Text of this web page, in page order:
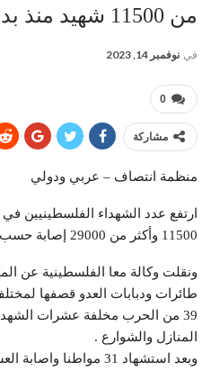
من 11500 شهيد منذ بدء الحرب
في نوفمبر 14, 2023
0
مشاركة
منظمة انتصاف – عربي ودولي
ارتفع عدد الشهداء الفلسطينيين
11500 وأكثر من 29000 إصابة حسب ما اعلن المكتب الإعلامي بغزة.
ونقلت وكالة معا الفلسطينية عن
طائرات ودبابات العدو قصفها
39 من الحرب مخلفة عشرات
المنازل والشوارع .
وبعد استشهاد 31